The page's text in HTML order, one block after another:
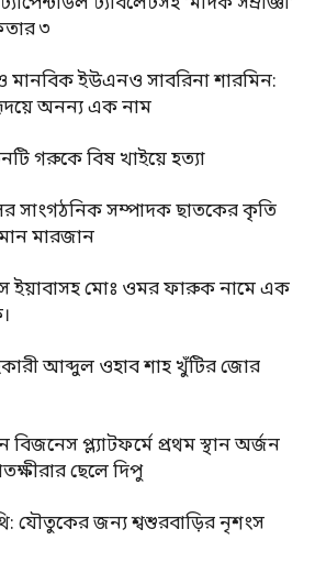
৩
মানবিক ইউএনও সাবরিনা শারমিন:
অনন্য এক নাম
গরুকে বিষ খাইয়ে হত্যা
সাংগঠনিক সম্পাদক ছাতকের কৃতি
মারজান
ইয়াবাসহ মোঃ ওমর ফারুক নামে এক
আব্দুল ওহাব শাহ খুঁটির জোর
প্ল্যাটফর্মে প্রথম স্থান অর্জন
ছেলে দিপু
যৌতুকের জন্য শ্বশুরবাড়ির নৃশংস